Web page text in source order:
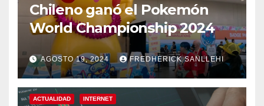
Chileno ganó el Pokemón
World Championship 2024
AGOSTO 19, 2024 FREDHERICK SANLLEHI
ACTUALIDAD INTERNET